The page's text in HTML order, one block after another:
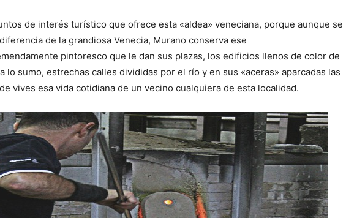
de interés turístico que ofrece esta «aldea» veneciana, porque aunque se
de la grandiosa Venecia, Murano conserva ese
pintoresco que le dan sus plazas, los edificios llenos de color de
lo sumo, estrechas calles divididas por el río y en sus «aceras» aparcadas las
vives esa vida cotidiana de un vecino cualquiera de esta localidad.